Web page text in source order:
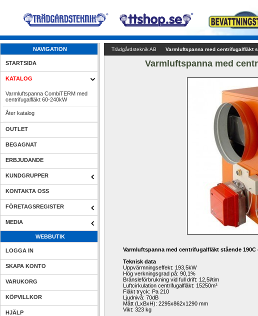
NAVIGATION
STARTSIDA
KATALOG
Varmluftspanna CombiTERM med
centrifugalfläkt 60-240kW
Åter katalog
OUTLET
BEGAGNAT
ERBJUDANDE
KUNDGRUPPER
KONTAKTA OSS
FÖRETAGSREGISTER
MEDIA
WEBBUTIK
LOGGA IN
SKAPA KONTO
VARUKORG
KÖPVILLKOR
HJÄLP
Trädgårdsteknik AB Varmluftspanna med centrifugalfläkt
Varmluftspanna med
Varmluftspanna med centrifugalfläkt stående 190C
Teknisk data
Uppvärmningseffekt: 193,5kW
Hög verkningsgrad på: 90,1%
Bränsleförbrukning vid full drift: 12,5l/tim
Luftcirkulation centrifugalfläkt: 15250m³
Fläkt tryck: Pa 210
Ljudnivå: 70dB
Mått (LxBxH): 2295x862x1290 mm
Vikt: 323 kg